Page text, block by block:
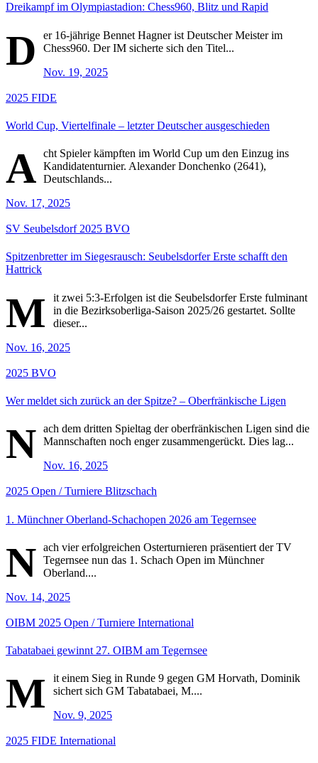
Dreikampf im Olympiastadion: Chess960, Blitz und Rapid
D
er 16-jährige Bennet Hagner ist Deutscher Meister im
Chess960. Der IM sicherte sich den Titel...
Nov. 19, 2025
2025 FIDE
World Cup, Viertelfinale – letzter Deutscher ausgeschieden
A cht Spieler kämpften im World Cup um den Einzug ins
Kandidatenturnier. Alexander Donchenko (2641),
Deutschlands...
Nov. 17, 2025
SV Seubelsdorf 2025 BVO
Spitzenbretter im Siegesrausch: Seubelsdorfer Erste schafft den
Hattrick
M
it zwei 5:3-Erfolgen ist die Seubelsdorfer Erste fulminant
in die Bezirksoberliga-Saison 2025/26 gestartet. Sollte
dieser...
Nov. 16, 2025
2025 BVO
Wer meldet sich zurück an der Spitze? – Oberfränkische Ligen
N ach dem dritten Spieltag der oberfränkischen Ligen sind die
Mannschaften noch enger zusammengerückt. Dies lag...
Nov. 16, 2025
2025 Open / Turniere Blitzschach
1. Münchner Oberland-Schachopen 2026 am Tegernsee
N ach vier erfolgreichen Osterturnieren präsentiert der TV
Tegernsee nun das 1. Schach Open im Münchner
Oberland....
Nov. 14, 2025
OIBM 2025 Open / Turniere International
Tabatabaei gewinnt 27. OIBM am Tegernsee
M
it einem Sieg in Runde 9 gegen GM Horvath, Dominik
sichert sich GM Tabatabaei, M....
Nov. 9, 2025
2025 FIDE International